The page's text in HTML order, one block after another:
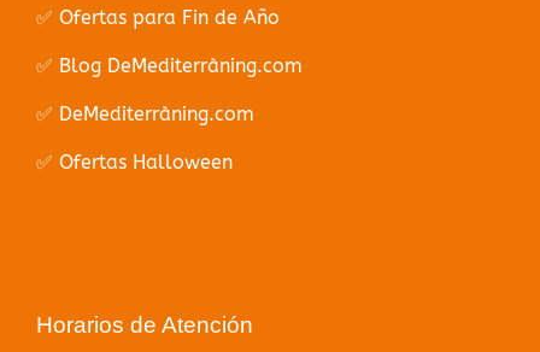
✅ Ofertas para Fin de Año
✅ Blog DeMediterràning.com
✅ DeMediterràning.com
✅ Ofertas Halloween
Horarios de Atención